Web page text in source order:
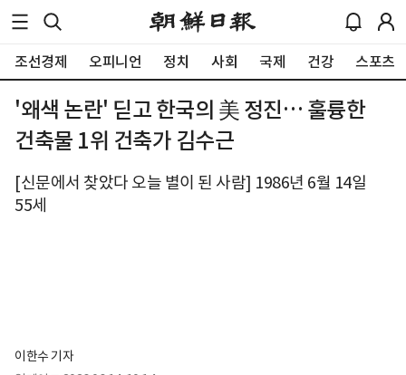
조선경제 오피니언 정치 사회 국제 건강 스포츠
'왜색 논란' 딛고 한국의 美 정진… 훌륭한
건축물 1위 건축가 김수근
[신문에서 찾았다 오늘 별이 된 사람] 1986년 6월 14일
55세
이한수 기자